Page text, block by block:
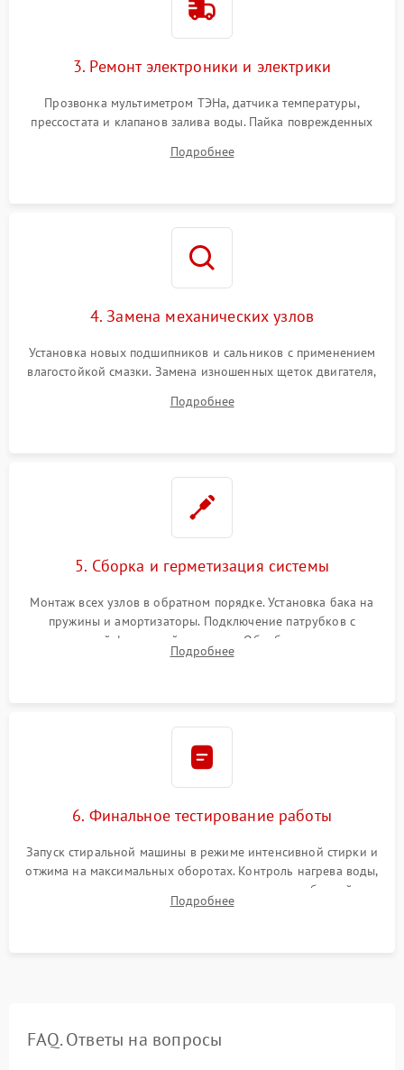
3. Ремонт электроники и электрики
Прозвонка мультиметром ТЭНа, датчика температуры,
прессостата и клапанов залива воды. Пайка поврежденных
Восстановление целостности проводки и контактов.
Подробнее
4. Замена механических узлов
Установка новых подшипников и сальников с применением
влагостойкой смазки. Замена изношенных щеток двигателя,
или поврежденной резиновой манжеты.
Подробнее
5. Сборка и герметизация системы
Монтаж всех узлов в обратном порядке. Установка бака на
пружины и амортизаторы. Подключение патрубков с
надежной фиксацией хомутами. Обработка стыков
герметиком для предотвращения возможных протечек воды.
Подробнее
6. Финальное тестирование работы
Запуск стиральной машины в режиме интенсивной стирки и
отжима на максимальных оборотах. Контроль нагрева воды,
корректности слива, отсутствия излишних вибраций,
посторонних стуков и протечек под корпусом.
Подробнее
FAQ. Ответы на вопросы